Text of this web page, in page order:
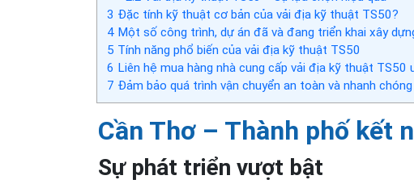
3 Đặc tính kỹ thuật cơ bản của vải địa kỹ thuật TS50?
4 Một số công trình, dự án đã và đang triển khai xây
5 Tính năng phổ biến của vải địa kỹ thuật TS50
6 Liên hệ mua hàng nhà cung cấp vải địa kỹ thuật TS50
7 Đảm bảo quá trình vận chuyển an toàn và nhanh
Cần Thơ – Thành phố kết
Sự phát triển vượt bật